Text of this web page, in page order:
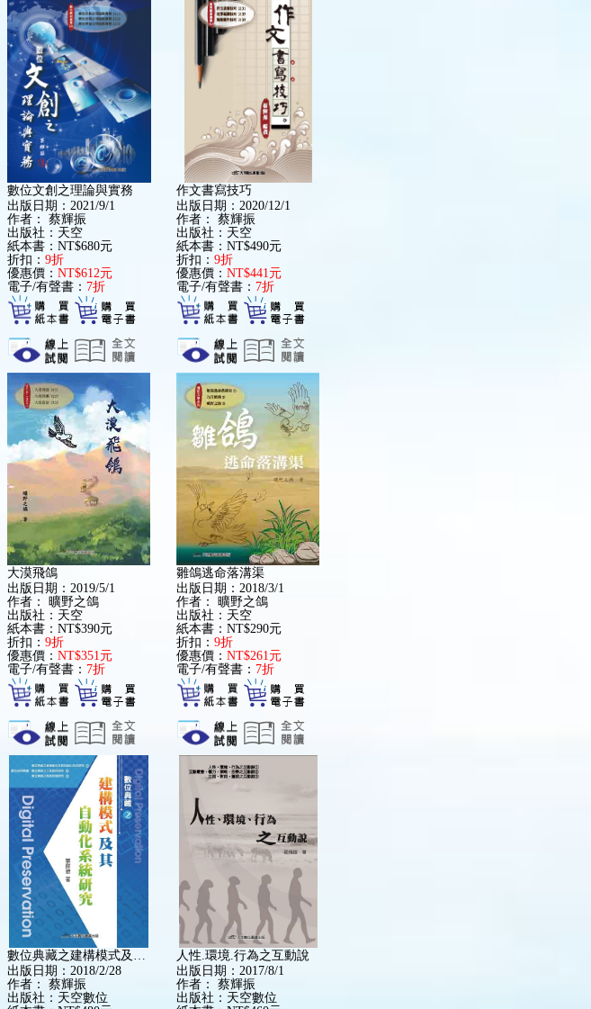
數位文創之理論與實務
出版日期：2021/9/1
作者：
蔡輝振
出版社：天空
紙本書：NT$680元
折扣： 9折
優惠價： NT$612元
電子/有聲書： 7折
作文書寫技巧
出版日期：2020/12/1
作者：
蔡輝振
出版社：天空
紙本書：NT$490元
折扣： 9折
優惠價： NT$441元
電子/有聲書： 7折
大漠飛鴿
出版日期：2019/5/1
作者：
曠野之鴿
出版社：天空
紙本書：NT$390元
折扣： 9折
優惠價： NT$351元
電子/有聲書： 7折
雛鴿逃命落溝渠
出版日期：2018/3/1
作者：
曠野之鴿
出版社：天空
紙本書：NT$290元
折扣： 9折
優惠價： NT$261元
電子/有聲書： 7折
數位典藏之建構模式及其自動化系統研究
出版日期：2018/2/28
作者：
蔡輝振
出版社：天空數位
人性.環境.行為之互動說
出版日期：2017/8/1
作者：
蔡輝振
出版社：天空數位